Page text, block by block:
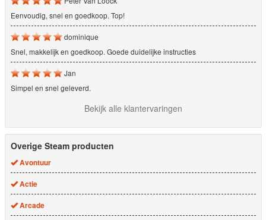
Eenvoudig, snel en goedkoop. Top!
dominique
Snel, makkelijk en goedkoop. Goede duidelijke instructies
Jan
Simpel en snel geleverd.
Bekijk alle klantervaringen
Overige Steam producten
Avontuur
Actie
Arcade